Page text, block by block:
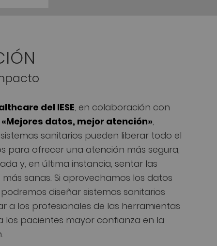
del IESE , en colaboración con
«Mejores datos, mejor atención»
sanitarios pueden liberar todo el
para ofrecer una atención más segura,
y, en última instancia, sentar las
sanas. Si aprovechamos los datos
diseñar sistemas sanitarios
a los profesionales de las herramientas
los pacientes mayor confianza en la